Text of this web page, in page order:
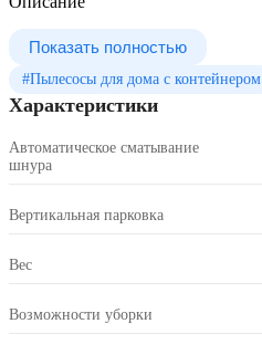
Показать полностью
#Пылесосы для дома с контейнером
Характеристики
Автоматическое сматывание
шнура
Вертикальная парковка
Вес
Возможности уборки